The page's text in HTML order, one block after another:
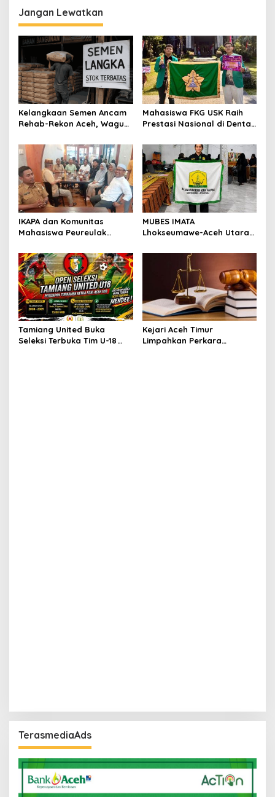
Jangan Lewatkan
Kelangkaan Semen Ancam
Rehab-Rekon Aceh, Wagub
Mahasiswa FKG USK Raih
Prestasi Nasional di Dental
IKAPA dan Komunitas
Mahasiswa Peureulak
Peureulak Raya
MUBES IMATA
Lhokseumawe-Aceh Utara
Terpilih Pimpin Periode
Tamiang United Buka
Seleksi Terbuka Tim U-18
Kejari Aceh Timur
Limpahkan Perkara
TerasmediaAds